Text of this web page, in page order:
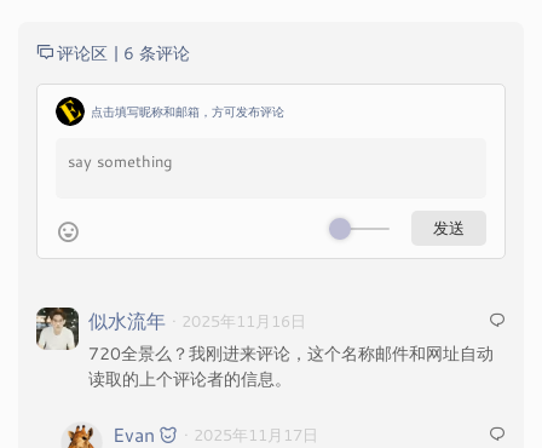
评论区 | 6 条评论
点击填写昵称和邮箱，方可发布评论
似水流年 · 2025年11月16日
720全景么？我刚进来评论，这个名称邮件和网址自动
读取的上个评论者的信息。
Evan · 2025年11月17日